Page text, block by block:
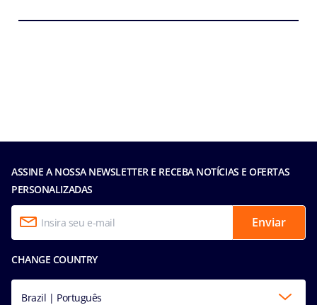
ASSINE A NOSSA NEWSLETTER E RECEBA NOTÍCIAS E OFERTAS
PERSONALIZADAS
Enviar
CHANGE COUNTRY
Brazil | Português